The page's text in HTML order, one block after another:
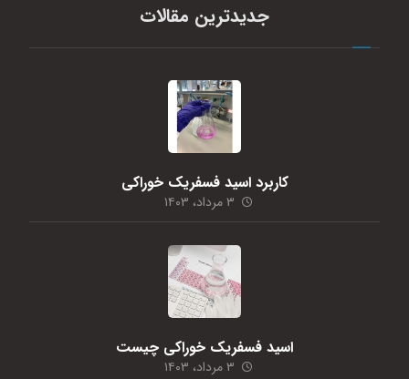
جدیدترین مقالات
کاربرد اسید فسفریک خوراکی
۳ مرداد، ۱۴۰۳
اسید فسفریک خوراکی چیست
۳ مرداد، ۱۴۰۳